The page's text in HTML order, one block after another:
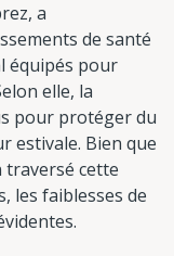
a
de santé
équipés pour
elle, la
pour protéger du
estivale. Bien que
cette
les faiblesses de